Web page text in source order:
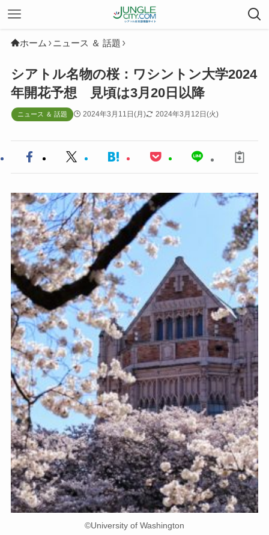
ホーム ニュース ＆ 話題
シアトル名物の桜：ワシントン大学2024
年開花予想 見頃は3月20日以降
ニュース ＆ 話題 2024年3月11日(月) 2024年3月12日(火)
©University of Washington